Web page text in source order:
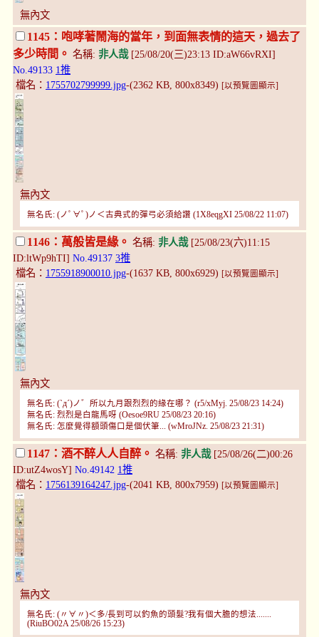
無內文
1145：咆哮著鬧海的當年，到面無表情的這天，過去了
多少時間。 名稱: 非人哉[25/08/20(三)23:13 ID:aW66vRXI]
No.49133 1推
檔名： 1755702799999.jpg-(2362 KB, 800x8349) [以預覽圖顯示]
無內文
無名氏: (ノﾟ∀ﾟ)ノ＜古典式的彈弓必須給讚 (1X8eqgXI 25/08/22 11:07)
1146：萬般皆是緣。 名稱: 非人哉[25/08/23(六)11:15
ID:ltWp9hTI] No.49137 3推
檔名： 1755918900010.jpg-(1637 KB, 800x6929) [以預覽圖顯示]
無內文
無名氏: (`д´)ノ゛所以九月跟烈烈的緣在哪？ (r5/xMyj. 25/08/23 14:24)
無名氏: 烈烈是白龍馬呀 (Oesoe9RU 25/08/23 20:16)
無名氏: 怎麼覺得額頭傷口是個伏筆... (wMroJNz. 25/08/23 21:31)
1147：酒不醉人人自醉。 名稱: 非人哉[25/08/26(二)00:26
ID:utZ4wosY] No.49142 1推
檔名： 1756139164247.jpg-(2041 KB, 800x7959) [以預覽圖顯示]
無內文
無名氏: (〃∀〃)＜多/長到可以釣魚的頭髮?我有個大膽的想法.......
(RiuBO02A 25/08/26 15:23)